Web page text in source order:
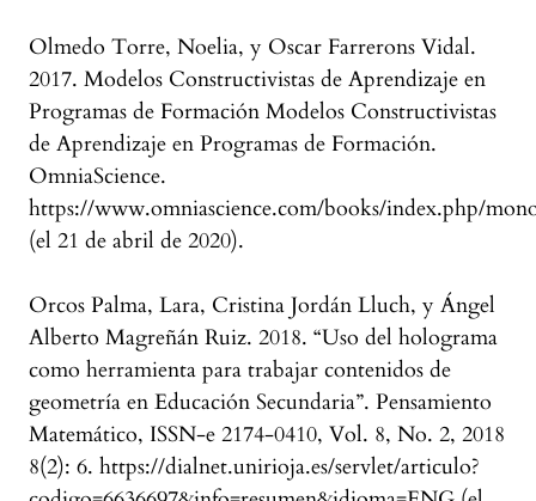
Olmedo Torre, Noelia, y Oscar Farrerons Vidal.
2017. Modelos Constructivistas de Aprendizaje en
Programas de Formación Modelos Constructivistas
de Aprendizaje en Programas de Formación.
OmniaScience.
https://www.omniascience.com/books/index.php/
(el 21 de abril de 2020).
Orcos Palma, Lara, Cristina Jordán Lluch, y Ángel
Alberto Magreñán Ruiz. 2018. “Uso del holograma
como herramienta para trabajar contenidos de
geometría en Educación Secundaria”. Pensamiento
Matemático, ISSN-e 2174-0410, Vol. 8, No. 2, 2018
8(2): 6. https://dialnet.unirioja.es/servlet/articulo?